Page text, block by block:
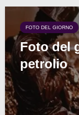
FOTO DEL GIORNO
Foto del
petrolio